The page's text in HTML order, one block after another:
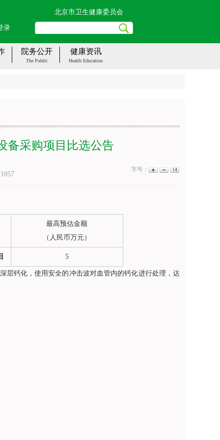
北京市卫生健康委员会
录
院务公开
The Public
健康资讯
Health Education
备采购项目比选公告
1057
字号：
最高预估金额
（人民币万元）
5
层钙化，使用安全的冲击波对血管内的钙化进行处理，达